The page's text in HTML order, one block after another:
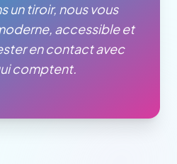
un tiroir, nous vous
accessible et
en contact avec
comptent.